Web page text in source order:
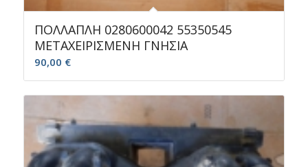
ΠΟΛΛΑΠΛΗ 0280600042 55350545
ΜΕΤΑΧΕΙΡΙΣΜΕΝΗ ΓΝΗΣΙΑ
90,00 €